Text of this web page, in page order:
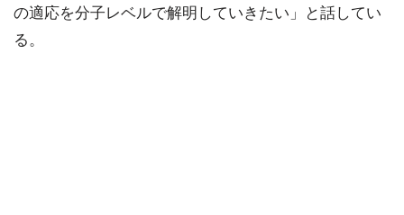
の適応を分子レベルで解明していきたい」と話してい
る。